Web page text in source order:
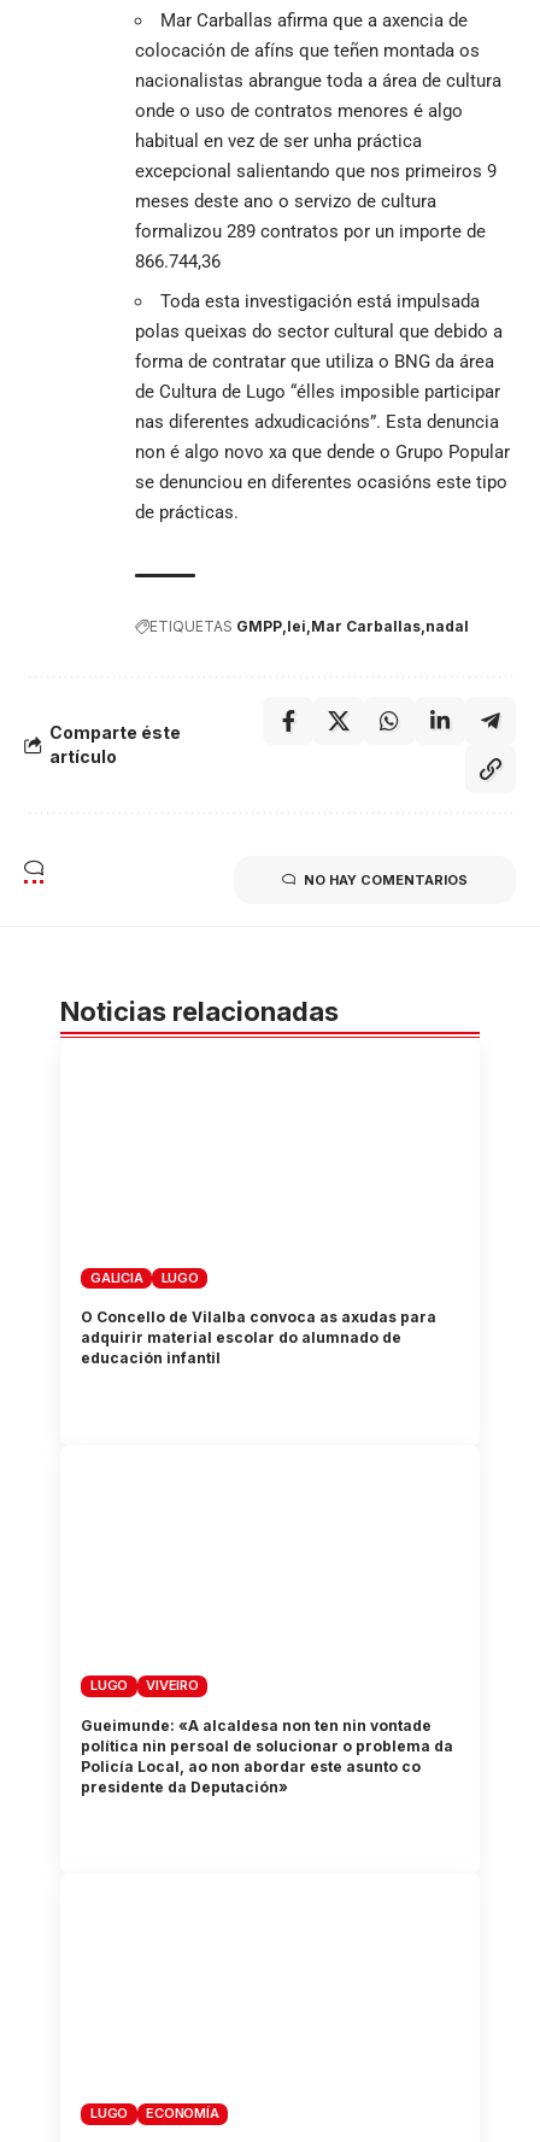
Mar Carballas afirma que a axencia de
colocación de afíns que teñen montada os
nacionalistas abrangue toda a área de cultura
onde o uso de contratos menores é algo
habitual en vez de ser unha práctica
excepcional salientando que nos primeiros 9
meses deste ano o servizo de cultura
formalizou 289 contratos por un importe de
866.744,36
Toda esta investigación está impulsada
polas queixas do sector cultural que debido a
forma de contratar que utiliza o BNG da área
de Cultura de Lugo “élles imposible participar
nas diferentes adxudicacións”. Esta denuncia
non é algo novo xa que dende o Grupo Popular
se denunciou en diferentes ocasións este tipo
de prácticas.
ETIQUETAS GMPP lei Mar Carballas nadal
Comparte éste
artículo
NO HAY COMENTARIOS
Noticias relacionadas
GALICIA LUGO
O Concello de Vilalba convoca as axudas para
adquirir material escolar do alumnado de
educación infantil
LUGO VIVEIRO
Gueimunde: «A alcaldesa non ten nin vontade
política nin persoal de solucionar o problema da
Policía Local, ao non abordar este asunto co
presidente da Deputación»
LUGO ECONOMÍA